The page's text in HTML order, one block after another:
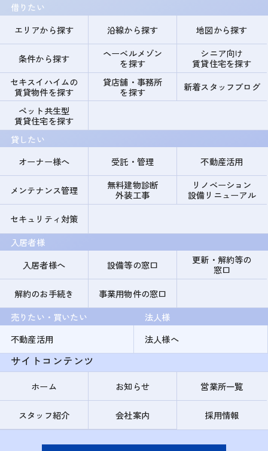
借りたい
エリアから探す
沿線から探す 地図から探す
条件から探す
ヘーベルメゾン
を探す
シニア向け
賃貸住宅を探す
セキスイハイムの
賃貸物件を探す
貸店舗・事務所
を探す
新着スタッフブログ
ペット共生型
賃貸住宅を探す
貸したい
オーナー様へ
受託・管理 不動産活用
メンテナンス管理
無料建物診断
外装工事
リノベーション
設備リニューアル
セキュリティ対策
入居者様
入居者様へ
設備等の窓口
更新・解約等の
窓口
解約のお手続き
事業用物件の窓口
売りたい・買いたい
不動産活用
法人様
法人様へ
サイトコンテンツ
ホーム お知らせ 営業所一覧
スタッフ紹介 会社案内 採用情報